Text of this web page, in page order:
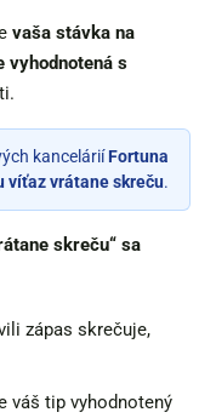
vaša stávka na
vyhodnotená s
kanceláriíFortuna
víťaz vrátane skreču.
skreču“ sa
zápas skrečuje,
váš tip vyhodnotený